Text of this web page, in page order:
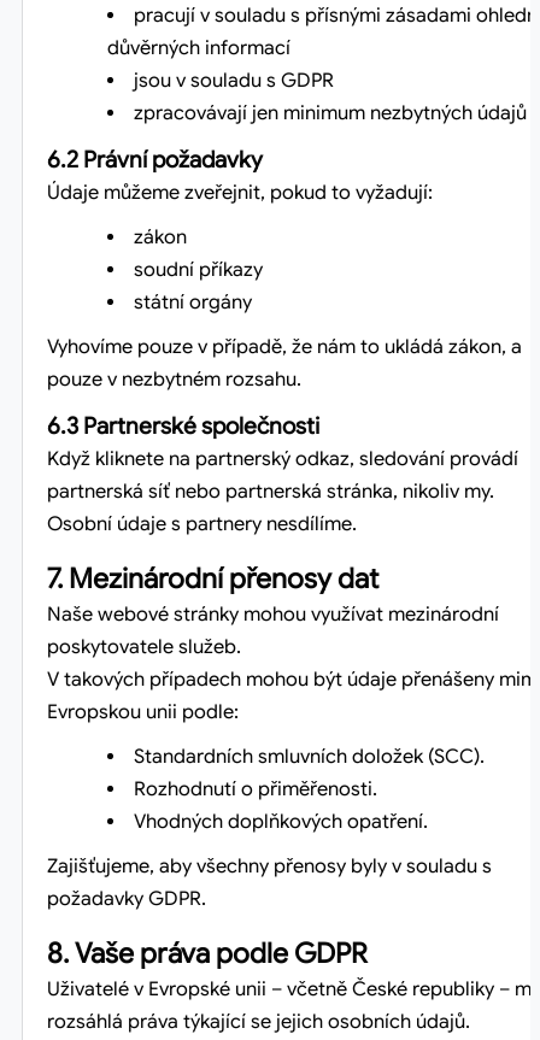
pracují v souladu s přísnými zásadami
důvěrných informací
jsou v souladu s GDPR
zpracovávají jen minimum nezbytných údajů
6.2 Právní požadavky
Údaje můžeme zveřejnit, pokud to vyžadují:
zákon
soudní příkazy
státní orgány
Vyhovíme pouze v případě, že nám to ukládá zákon, a
pouze v nezbytném rozsahu.
6.3 Partnerské společnosti
Když kliknete na partnerský odkaz, sledování provádí
partnerská síť nebo partnerská stránka, nikoliv my.
Osobní údaje s partnery nesdílíme.
7. Mezinárodní přenosy dat
Naše webové stránky mohou využívat mezinárodní
poskytovatele služeb.
V takových případech mohou být údaje přenášeny
Evropskou unii podle:
Standardních smluvních doložek (SCC).
Rozhodnutí o přiměřenosti.
Vhodných doplňkových opatření.
Zajišťujeme, aby všechny přenosy byly v souladu s
požadavky GDPR.
8. Vaše práva podle GDPR
Uživatelé v Evropské unii – včetně České republiky –
rozsáhlá práva týkající se jejich osobních údajů.